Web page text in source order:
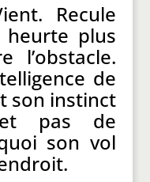
Recule
plus
l’obstacle.
de
son instinct
pas de
son vol